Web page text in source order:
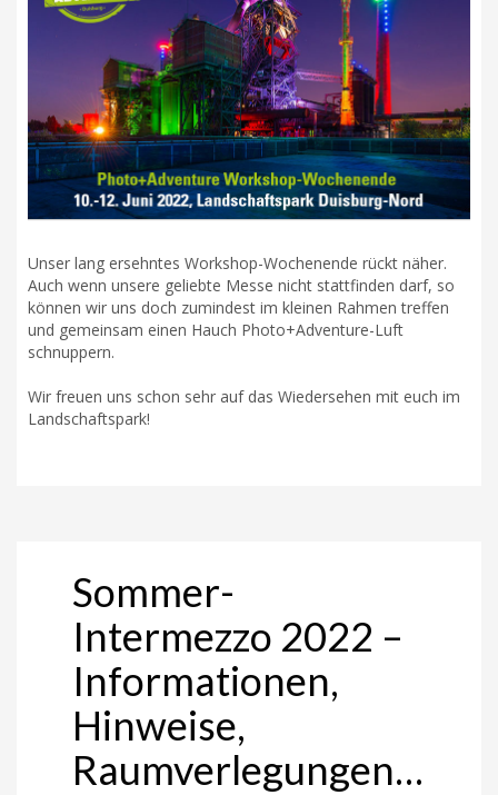
Unser lang ersehntes Workshop-Wochenende rückt näher.
Auch wenn unsere geliebte Messe nicht stattfinden darf, so
können wir uns doch zumindest im kleinen Rahmen treffen
und gemeinsam einen Hauch Photo+Adventure-Luft
schnuppern.
Wir freuen uns schon sehr auf das Wiedersehen mit euch im
Landschaftspark!
Sommer-
Intermezzo 2022 –
Informationen,
Hinweise,
Raumverlegungen…